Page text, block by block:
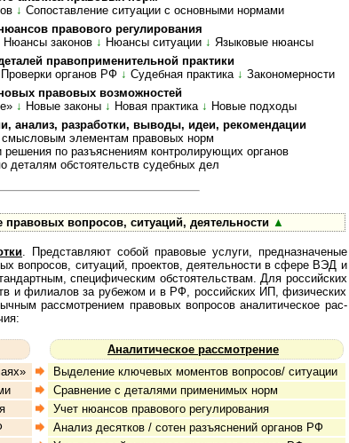
↓ Со­по­став­ле­ние си­ту­а­ции с ос­нов­ны­ми нор­мами
пра­во­во­го ре­гу­ли­ро­ва­ния
Нюансы законов ↓ Нюансы ситуации ↓ Языковые нюансы
пра­во­при­ме­ни­тель­ной прак­тики
Проверки органов РФ ↓ Су­деб­ная прак­ти­ка ↓ За­ко­но­мер­нос­ти
пра­во­вых воз­мож­нос­тей
↓ Новые законы ↓ Но­вая прак­тика ↓ Но­вые под­ходы
анализ, раз­ра­бот­ки, вы­во­ды, идеи, ре­ко­мен­дации
эле­мен­там пра­во­вых норм
по разъ­яс­не­ни­ям кон­т­ро­ли­ру­ю­щих ор­га­нов
де­та­лям об­сто­я­тельств су­деб­ных дел
правовых во­п­ро­сов, си­ту­а­ций, де­я­тель­ности ▲
. Пред­став­ляют собой пра­во­вые ус­лу­ги, пред­наз­на­че­ные
воп­ро­сов, ситу­а­ций, про­ек­тов, дея­тель­но­сти в сфере ВЭД и
спе­ци­фи­чес­ким обсто­я­тель­ствам. Для рос­сий­ских
и фили­а­лов за рубе­жом и в РФ, рос­сий­ских ИП, физи­чес­ких
рас­смот­ре­ни­ем пра­во­вых воп­ро­сов ана­ли­ти­чес­кое рас­
Аналитическое рассмотрение
Выделение ключевых моментов вопросов/ ситуации
Сравнение с деталями применимых норм
Учет нюансов правового регулирования
Анализ десятков / сотен разъяснений органов РФ